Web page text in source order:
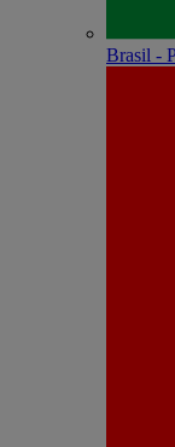
Brasil -